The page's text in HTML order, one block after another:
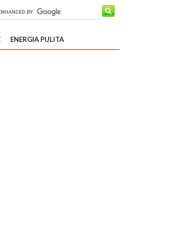
ENERGIA PULITA